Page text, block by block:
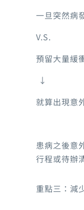
一旦突然病
V.S.
預留大量緩
↓
就算出現意
患病之後意
行程或待辦
重點三：減